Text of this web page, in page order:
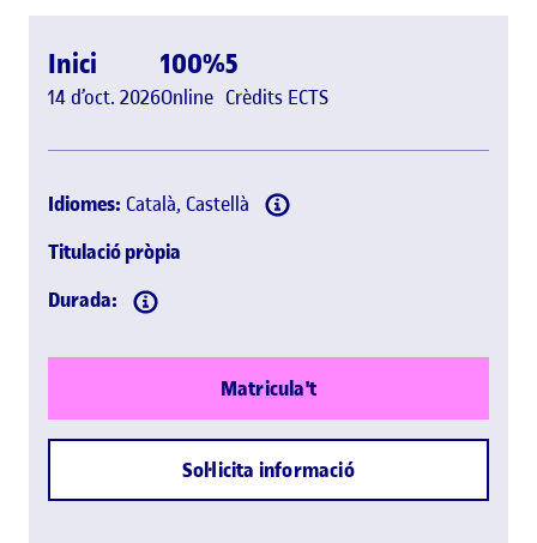
Inici
14 d’oct. 2026
100%
Online
5
Crèdits ECTS
Idiomes: Català, Castellà
Titulació pròpia
Durada:
Matricula't
Sol·licita informació